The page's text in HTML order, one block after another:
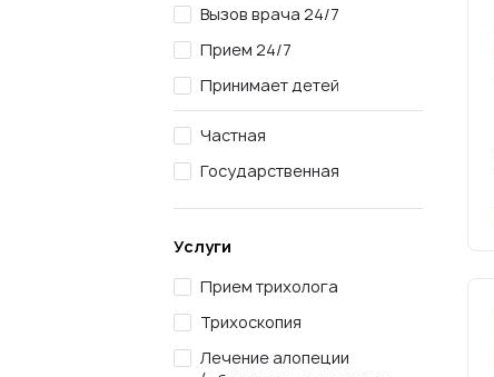
Вызов врача 24/7
Прием 24/7
Принимает детей
Частная
Государственная
Услуги
Прием трихолога
Трихоскопия
Лечение алопеции